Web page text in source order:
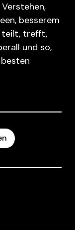
besserem
teilt, trefft,
und so,